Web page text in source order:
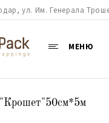
ул. Им. Генерала
МЕНЮ